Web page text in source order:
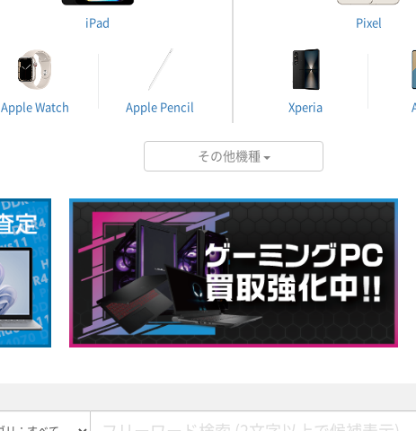
iPad
Apple Watch Apple Pencil
Pixel
Xperia
その他機種